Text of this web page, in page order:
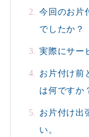
今回のお片
でしたか？
実際にサー
お片付け前
は何ですか
お片付け出
い。